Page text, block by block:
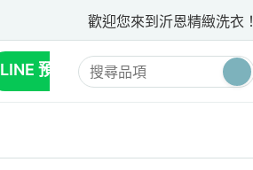
歡迎您來到沂恩精緻洗衣！
LINE 預約收送